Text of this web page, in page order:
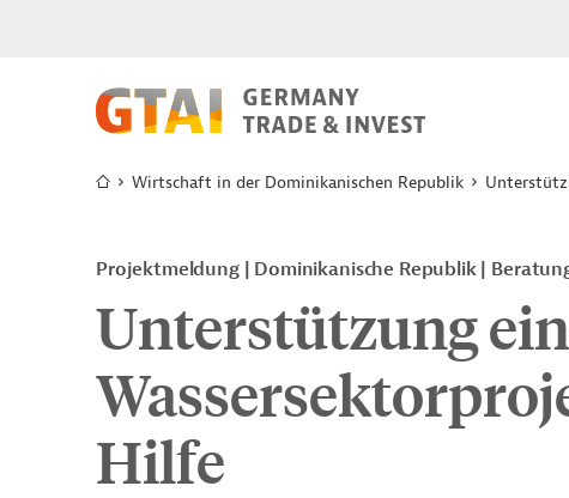
Wirtschaft in der Dominikanischen Republik
Projektmeldung Dominikanische Republik
Unterstützung
Hilfe